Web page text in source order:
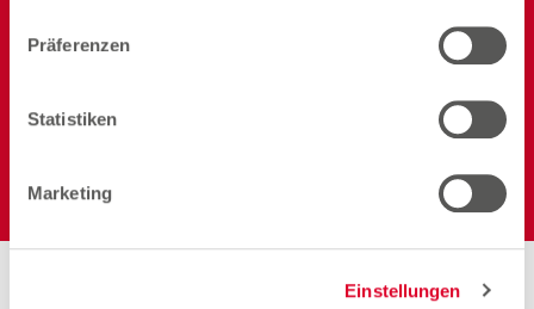
Präferenzen
Statistiken
Marketing
Einstellungen